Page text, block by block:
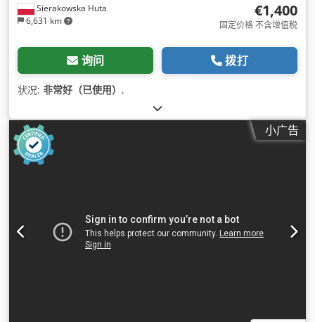
Sierakowska Huta
6,631 km
€1,400
固定价格 不含增值税
询问 拨打
状况: 非常好（已使用） ,
小广告